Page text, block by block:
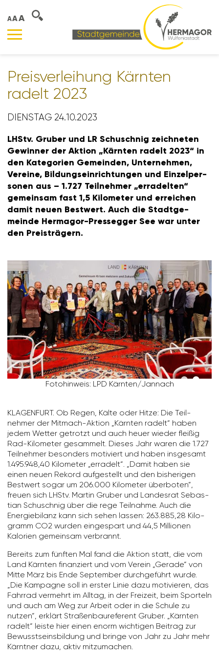
AAA
Preis­ver­lei­hung Kärnten
radelt 2023
DIENSTAG 24.10.2023
LHStv. Gruber und LR Schu­schnig zeich­neten
Gewinner der Aktion „Kärnten radelt 2023“ in
den Kate­go­rien Gemeinden, Unter­nehmen,
Vereine, Bildungs­ein­rich­tungen und Einzel­per­
sonen aus – 1.727 Teil­nehmer „erra­delten“
gemeinsam fast 1,5 Kilo­meter und errei­chen
damit neuen Best­wert. Auch die Stadt­ge­
meinde Hermagor-Pres­segger See war unter
den Preis­trä­gern.
Foto­hin­weis: LPD Kärnten/​Jannach
KLAGEN­FURT. Ob Regen, Kälte oder Hitze: Die Teil­
nehmer der Mitmach-Aktion „Kärnten radelt“ haben
jedem Wetter getrotzt und auch heuer wieder fleißig
Rad-Kilo­meter gesam­melt. Dieses Jahr waren die 1.727
Teil­nehmer beson­ders moti­viert und haben insge­samt
1.495.948,40 Kilo­meter „erra­delt“. „Damit haben sie
einen neuen Rekord aufge­stellt und den bishe­rigen
Best­wert sogar um 206.000 Kilo­meter über­boten“,
freuen sich LHStv. Martin Gruber und Landesrat Sebas­
tian Schu­schnig über die rege Teil­nahme. Auch die
Ener­gie­bi­lanz kann sich sehen lassen: 263.885,28 Kilo­
gramm CO2 wurden einge­spart und 44,5 Millionen
Kalo­rien gemeinsam verbrannt.
Bereits zum fünften Mal fand die Aktion statt, die vom
Land Kärnten finan­ziert und vom Verein „Gerade“ von
Mitte März bis Ende September durch­ge­führt wurde.
„Die Kampagne soll in erster Linie dazu moti­vieren, das
Fahrrad vermehrt im Alltag, in der Frei­zeit, beim Spor­teln
und auch am Weg zur Arbeit oder in die Schule zu
nutzen“, erklärt Stra­ßen­bau­re­fe­rent Gruber. „Kärnten
radelt“ leiste hier einen enorm wich­tigen Beitrag zur
Bewusst­seins­bil­dung und bringe von Jahr zu Jahr mehr
Kärntner dazu, aktiv mitzu­ma­chen.